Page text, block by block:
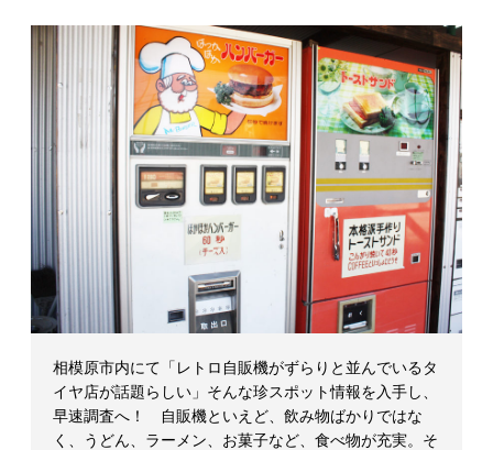
イ
ル
マ
ジ
ン
相模原市内にて「レトロ自販機がずらりと並んでいるタ
イヤ店が話題らしい」そんな珍スポット情報を入手し、
早速調査へ！ 自販機といえど、飲み物ばかりではな
く、うどん、ラーメン、お菓子など、食べ物が充実。そ